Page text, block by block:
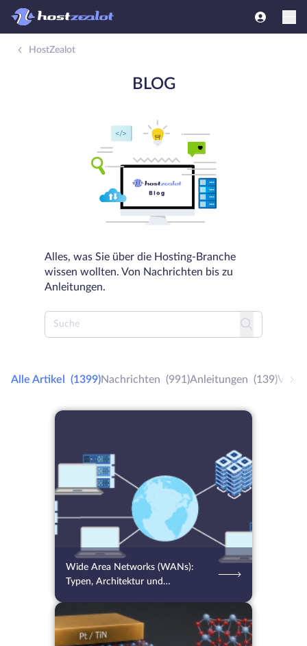
HostZealot
BLOG
Alles, was Sie über die Hosting-Branche
wissen wollten. Von Nachrichten bis zu
Anleitungen.
Alle Artikel (1399)Nachrichten (991)Anleitungen (139)VPS
Wide Area Networks (WANs):
Typen, Architektur und
07.08.2026 2 Min.